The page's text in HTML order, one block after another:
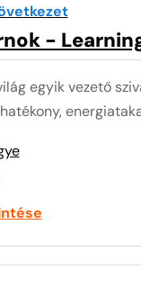
-
egyik vezető